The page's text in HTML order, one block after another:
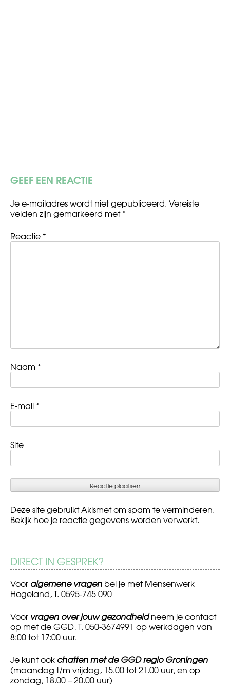
GEEF EEN REACTIE
Je e-mailadres wordt niet gepubliceerd. Vereiste
velden zijn gemarkeerd met*
Reactie *
Naam *
E-mail *
Site
Deze site gebruikt Akismet om spam te verminderen.
Bekijk hoe je reactie gegevens worden verwerkt.
DIRECT IN GESPREK?
Voor algemene vragen bel je met Mensenwerk
Hogeland, T. 0595-745 090
Voor vragen over jouw gezondheidneem je contact
op met de GGD, T. 050-3674991 op werkdagen van
8:00 tot 17:00 uur.
Je kunt ook chatten met de GGD regio Groningen
(maandag t/m vrijdag, 15.00 tot 21.00 uur, en op
zondag, 18.00 – 20.00 uur)